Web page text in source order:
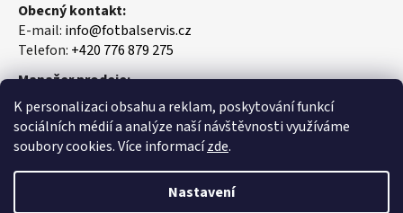
K personalizaci obsahu a reklam, poskytování funkcí
sociálních médií a analýze naší návštěvnosti využíváme
soubory cookies. Více informacízde.
Nastavení
Obecný kontakt:
E-mail: info@fotbalservis.cz
Telefon: +420 776 879 275
Manažer prodeje:
Martin Vališ
Mobil:+420 606 657 244